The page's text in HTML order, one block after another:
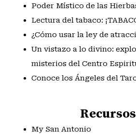
Poder Místico de las
Lectura del tabaco:
¿Cómo usar la ley de
Un vistazo a lo divino:
misterios del Centro
Conoce los Ángeles del
Recursos
My San Antonio